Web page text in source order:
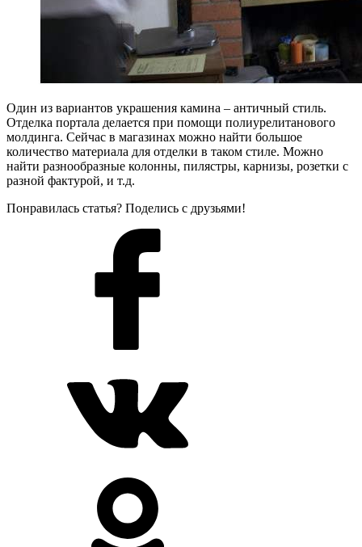
Один из вариантов украшения камина – античный стиль.
Отделка портала делается при помощи полиурелитанового
молдинга. Сейчас в магазинах можно найти большое
количество материала для отделки в таком стиле. Можно
найти разнообразные колонны, пилястры, карнизы, розетки с
разной фактурой, и т.д.
Понравилась статья? Поделись с друзьями!